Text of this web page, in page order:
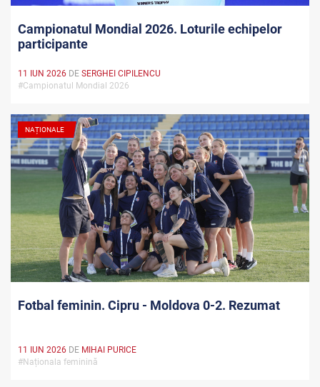
Campionatul Mondial 2026. Loturile echipelor
participante
11 IUN 2026 DE SERGHEI CIPILENCU
#Campionatul Mondial 2026
NAȚIONALE
Fotbal feminin. Cipru - Moldova 0-2. Rezumat
11 IUN 2026 DE MIHAI PURICE
#Naționala feminină